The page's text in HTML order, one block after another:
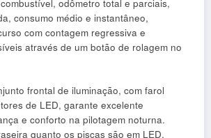
odômetro total e parciais,
consumo médio e instantâneo,
com contagem regressiva e
através de um botão de rolagem no
frontal de iluminação, com farol
de LED, garante excelente
e conforto na pilotagem noturna.
quanto os piscas são em LED,